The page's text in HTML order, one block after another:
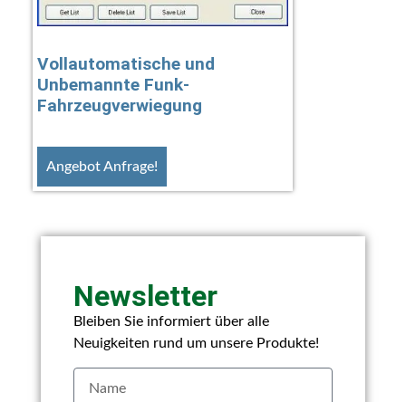
Vollautomatische und
Unbemannte Funk-
Fahrzeugverwiegung
Angebot Anfrage!
Newsletter
Bleiben Sie informiert über alle
Neuigkeiten rund um unsere Produkte!